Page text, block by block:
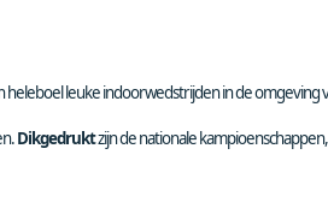
heleboel leuke indoorwedstrijden in de omgeving
Dikgedruktzijn de nationale kampioenschappen,